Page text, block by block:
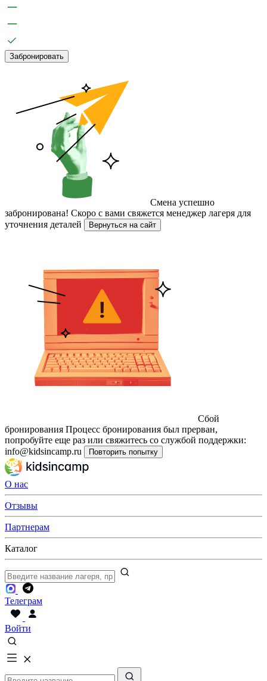
Забронировать
Смена успешно
забронирована! Скоро с вами свяжется менеджер лагеря для
уточнения деталей
Вернуться на сайт
Сбой
бронирования Процесс бронирования был прерван,
попробуйте еще раз или свяжитесь со службой поддержки:
info@kidsincamp.ru
Повторить попытку
О нас
Отзывы
Партнерам
Каталог
Телеграм
Войти